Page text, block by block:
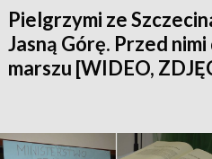
Pielgrzymi ze
Jasną Górę. Przed
marszu [WIDEO,